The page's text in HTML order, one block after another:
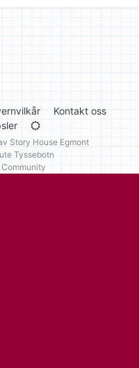
Kontakt oss
Story House Egmont
Tyssebotn